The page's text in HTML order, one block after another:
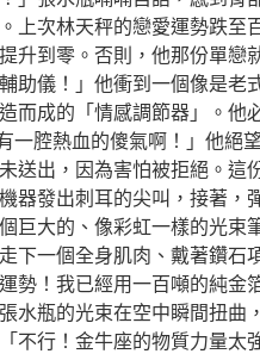
上次林天秤的戀愛運勢跌至
升到零。否則，他那份單
助儀！」他衝到一個像是
而成的「情感調節器」。
一腔熱血的傻氣啊！」他絕
送出，因為害怕被拒絕。
器發出刺耳的尖叫，接著
巨大的、像彩虹一樣的光
下一個全身肌肉、戴著鑽
勢！我已經用一百噸的純
水瓶的光束在空中瞬間扭曲
不行！金牛座的物質力量